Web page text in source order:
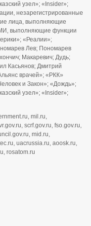
узел»; «Insider»;
незарегистрированные
лица, выполняющие
выполняющие функции
«Реалии»;
Лев; Пономарев
Макаревич; Дудь;
Касьянов; Дмитрий
врачей»; «РКК»
и Закон»; «Дождь»;
узел»; «Insider»;
mil.ru,
scrf.gov.ru, fso.gov.ru,
mid.ru,
uacrussia.ru, aoosk.ru,
rosatom.ru